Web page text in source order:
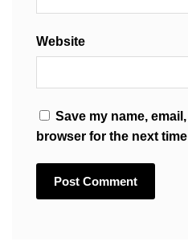
Website
Save my name,
browser for the next